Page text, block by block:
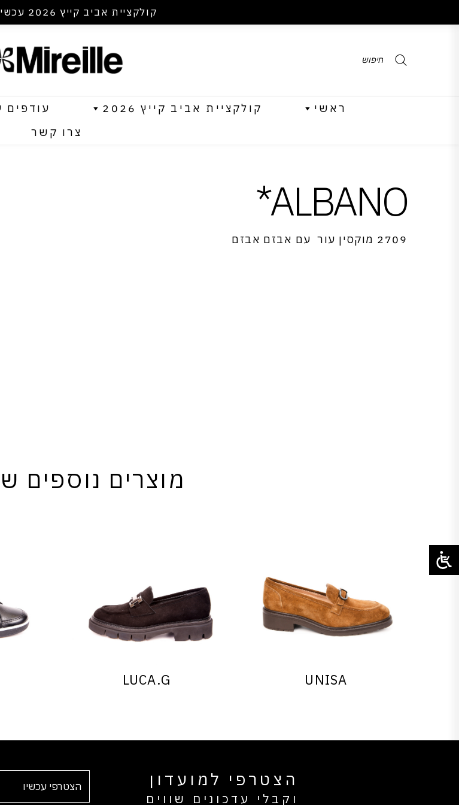
קולקציית אביב קייץ 2026 עכשיו בחנות!
Products
search
ראשי קולקציית אביב קייץ 2026 עודפים עד
צרו קשר
ALBANO*
2709 מוקסין עור עם אבזם אבזם
מוצרים נוספים
UNISA
LUCA.G
הצטרפי למועדון
וקבלי עדכונים שווים